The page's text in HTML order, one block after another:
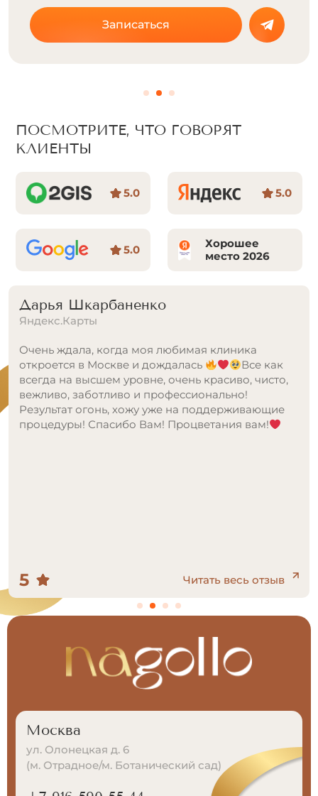
Записаться
ПОСМОТРИТЕ, ЧТО ГОВОРЯТ
КЛИЕНТЫ
5.0 5.0
5.0
Хорошее
место 2026
Дарья Шкарбаненко
Яндекс.Карты
Очень ждала, когда моя любимая клиника
откроется в Москве и дождалась
Все как
всегда на высшем уровне, очень красиво, чисто,
вежливо, заботливо и профессионально!
Результат огонь, хожу уже на поддерживающие
процедуры! Спасибо Вам! Процветания вам!
5 Читать весь отзыв
Москва
ул. Олонецкая д. 6
(м. Отрадное/м. Ботанический сад)